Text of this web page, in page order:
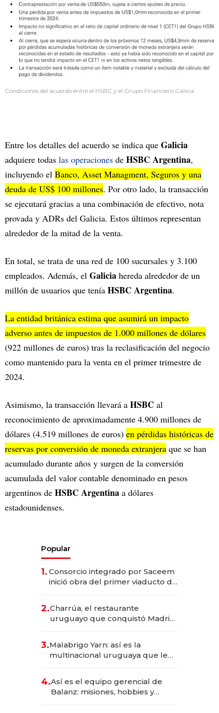
Condiciones del acuerdo entre el HSBC y el Grupo Financiero Galicia
Entre los detalles del acuerdo se indica que Galicia
adquiere todas las operaciones de HSBC Argentina,
incluyendo el Banco, Asset Managment, Seguros y una
deuda de US$ 100 millones. Por otro lado, la transacción
se ejecutará gracias a una combinación de efectivo, nota
provada y ADRs del Galicia. Estos últimos representan
alrededor de la mitad de la venta.
En total, se trata de una red de 100 sucursales y 3.100
empleados. Además, el Galicia hereda alrededor de un
millón de usuarios que tenía HSBC Argentina.
La entidad británica estima que asumirá un impacto
adverso antes de impuestos de 1.000 millones de dólares
(922 millones de euros) tras la reclasificación del negocio
como mantenido para la venta en el primer trimestre de
2024.
Asimismo, la transacción llevará a HSBC al
reconocimiento de aproximadamente 4.900 millones de
dólares (4.519 millones de euros) en pérdidas históricas de
reservas por conversión de moneda extranjera que se han
acumulado durante años y surgen de la conversión
acumulada del valor contable denominado en pesos
argentinos de HSBC Argentina a dólares
estadounidenses.
Popular
1. Consorcio integrado por Saceem
inició obra del primer viaducto de
millones
2.Charrúa, el restaurante
uruguayo que conquistó Madrid:
anticipación y prepara apertura
3.Malabrigo Yarn: así es la
multinacional uruguaya que le
4.Así es el equipo gerencial de
Balanz: misiones, hobbies y